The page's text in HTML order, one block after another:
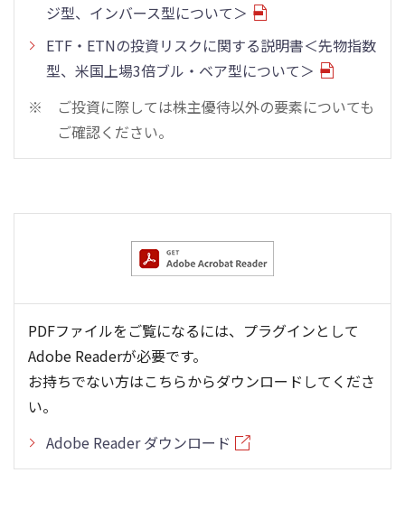
ジ型、インバース型について＞
ETF・ETNの投資リスクに関する説明書＜先物指数
型、米国上場3倍ブル・ベア型について＞
ご投資に際しては株主優待以外の要素についても
ご確認ください。
PDFファイルをご覧になるには、プラグインとして
Adobe Readerが必要です。
お持ちでない方はこちらからダウンロードしてくださ
い。
Adobe Reader ダウンロード